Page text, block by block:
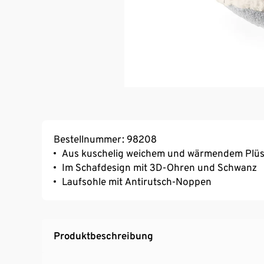
Bestellnummer: 98208
Aus kuschelig weichem und wärmendem
Im Schafdesign mit 3D-Ohren und Schwanz
Laufsohle mit Antirutsch-Noppen
Produktbeschreibung